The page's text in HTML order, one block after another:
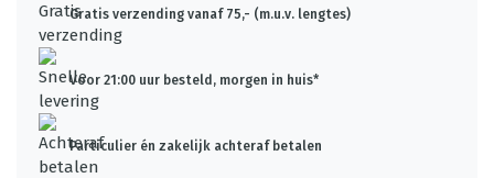
Gratis verzending vanaf 75,- (m.u.v. lengtes)
Voor 21:00 uur besteld, morgen in huis*
Particulier én zakelijk achteraf betalen